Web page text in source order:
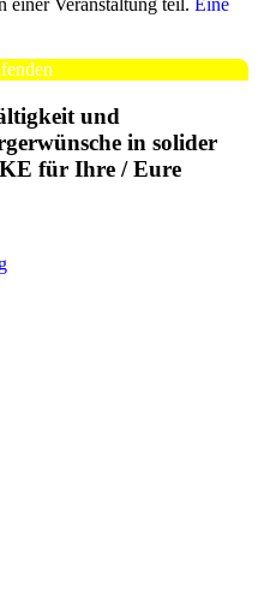
einer Veranstaltung teil. Eine
und
in solider
für Ihre / Eure